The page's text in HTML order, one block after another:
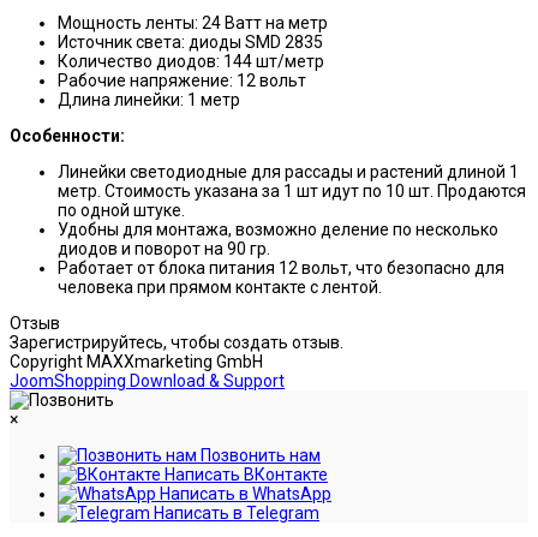
Мощность ленты: 24 Ватт на метр
Источник света: диоды SMD 2835
Количество диодов: 144 шт/метр
Рабочие напряжение: 12 вольт
Длина линейки: 1 метр
Особенности:
Линейки светодиодные для рассады и растений длиной 1
метр. Стоимость указана за 1 шт идут по 10 шт. Продаются
по одной штуке.
Удобны для монтажа, возможно деление по несколько
диодов и поворот на 90 гр.
Работает от блока питания 12 вольт, что безопасно для
человека при прямом контакте с лентой.
Отзыв
Зарегистрируйтесь, чтобы создать отзыв.
Copyright MAXXmarketing GmbH
JoomShopping Download & Support
×
Позвонить нам
Написать ВКонтакте
Написать в WhatsApp
Написать в Telegram